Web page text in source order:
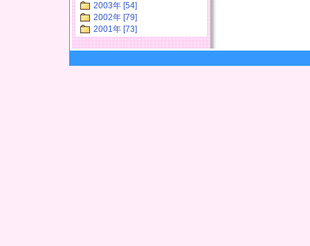
2003年 [54]
2002年 [79]
2001年 [73]